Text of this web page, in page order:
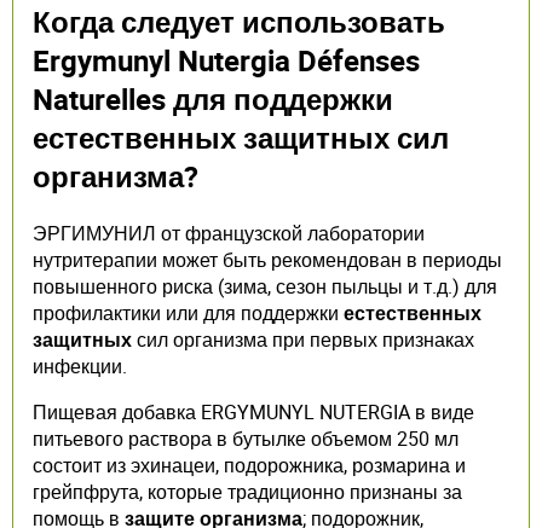
Когда следует использовать
Ergymunyl Nutergia Défenses
Naturelles для поддержки
естественных защитных сил
организма?
ЭРГИМУНИЛ от французской лаборатории
нутритерапии может быть рекомендован в периоды
повышенного риска (зима, сезон пыльцы и т.д.) для
профилактики или для поддержки естественных
защитныхсил организма при первых признаках
инфекции.
Пищевая добавка ERGYMUNYL NUTERGIA в виде
питьевого раствора в бутылке объемом 250 мл
состоит из эхинацеи, подорожника, розмарина и
грейпфрута, которые традиционно признаны за
помощь в защите организма; подорожник,